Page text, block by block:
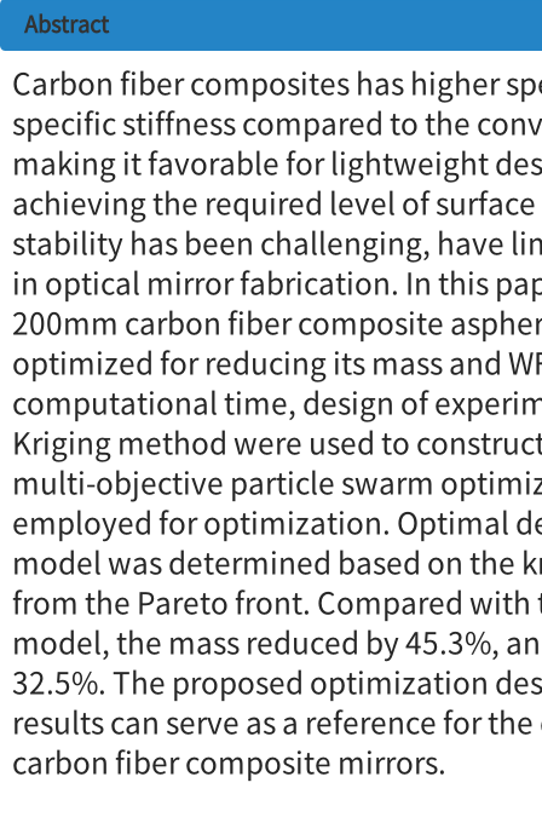
Abstract
Carbon fiber composites has higher
specific stiffness compared to the
making it favorable for lightweight
achieving the required level of
stability has been challenging, have
in optical mirror fabrication. In this
200mm carbon fiber composite
optimized for reducing its mass and
computational time, design of
Kriging method were used to
multi-objective particle swarm
employed for optimization. Optimal
model was determined based on the
from the Pareto front. Compared
model, the mass reduced by 45.3%,
32.5%. The proposed optimization
results can serve as a reference for
carbon fiber composite mirrors.